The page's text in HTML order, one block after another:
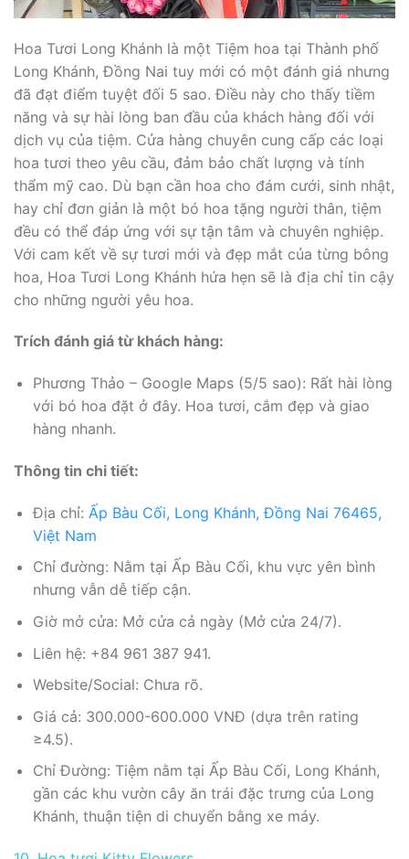
Hoa Tươi Long Khánh là một Tiệm hoa tại Thành phố
Long Khánh, Đồng Nai tuy mới có một đánh giá nhưng
đã đạt điểm tuyệt đối 5 sao. Điều này cho thấy tiềm
năng và sự hài lòng ban đầu của khách hàng đối với
dịch vụ của tiệm. Cửa hàng chuyên cung cấp các loại
hoa tươi theo yêu cầu, đảm bảo chất lượng và tính
thẩm mỹ cao. Dù bạn cần hoa cho đám cưới, sinh nhật,
hay chỉ đơn giản là một bó hoa tặng người thân, tiệm
đều có thể đáp ứng với sự tận tâm và chuyên nghiệp.
Với cam kết về sự tươi mới và đẹp mắt của từng bông
hoa, Hoa Tươi Long Khánh hứa hẹn sẽ là địa chỉ tin cậy
cho những người yêu hoa.
Trích đánh giá từ khách hàng:
Phương Thảo – Google Maps (5/5 sao): Rất hài lòng
với bó hoa đặt ở đây. Hoa tươi, cắm đẹp và giao
hàng nhanh.
Thông tin chi tiết:
Địa chỉ: Ấp Bàu Cối, Long Khánh, Đồng Nai 76465,
Việt Nam
Chỉ đường: Nằm tại Ấp Bàu Cối, khu vực yên bình
nhưng vẫn dễ tiếp cận.
Giờ mở cửa: Mở cửa cả ngày (Mở cửa 24/7).
Liên hệ: +84 961 387 941.
Website/Social: Chưa rõ.
Giá cả: 300.000-600.000 VNĐ (dựa trên rating
≥4.5).
Chỉ Đường: Tiệm nằm tại Ấp Bàu Cối, Long Khánh,
gần các khu vườn cây ăn trái đặc trưng của Long
Khánh, thuận tiện di chuyển bằng xe máy.